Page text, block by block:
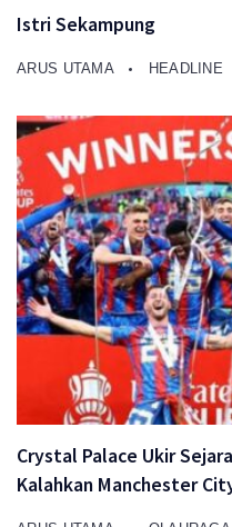
Istri Sekampung
ARUS UTAMA HEADLINE
Crystal Palace Ukir
Kalahkan Manchester